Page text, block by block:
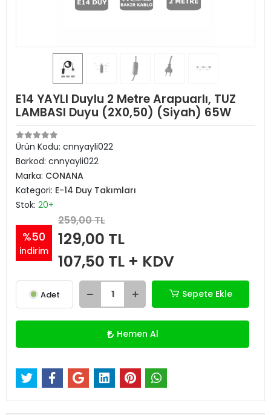
E14 YAYLI Duylu 2 Metre Arapuarlı, TUZ
LAMBASI Duyu (2X0,50) (Siyah) 65W
Ürün Kodu: cnnyayli022
Barkod: cnnyayli022
Marka: CONANA
Kategori: E-14 Duy Takımları
Stok: 20+
%50
indirim
259,00 TL
129,00 TL
107,50 TL + KDV
Adet Sepete Ekle
Hemen Al